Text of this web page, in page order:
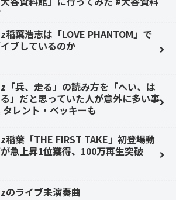
稲葉浩志は「LOVE PHANTOM」で
ブしているのか
「兵、走る」の読み方を「へい、は
」だと思っていた人が意外に多い事
タレント・ベッキーも
稲葉「THE FIRST TAKE」初登場動
急上昇1位獲得、100万再生突破
のライブ未演奏曲